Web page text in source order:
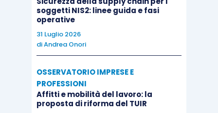
soggetti NIS2: linee guida e fasi
operative
31 Luglio 2026
diAndrea Onori
OSSERVATORIO IMPRESE E
PROFESSIONI
Affitti e mobilità del lavoro: la
proposta di riforma del TUIR